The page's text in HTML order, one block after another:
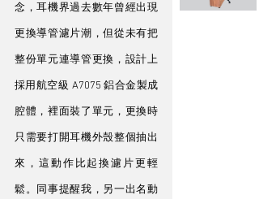
念，耳機界過去數年曾經出現
更換導管濾片潮，但從未有把
整份單元連導管更換，設計上
採用航空級 A7075 鋁合金製成
腔體，裡面裝了單元，更換時
只需要打開耳機外殼整個抽出
來，這動作比起換濾片更輕
鬆。同事提醒我，另一出名動